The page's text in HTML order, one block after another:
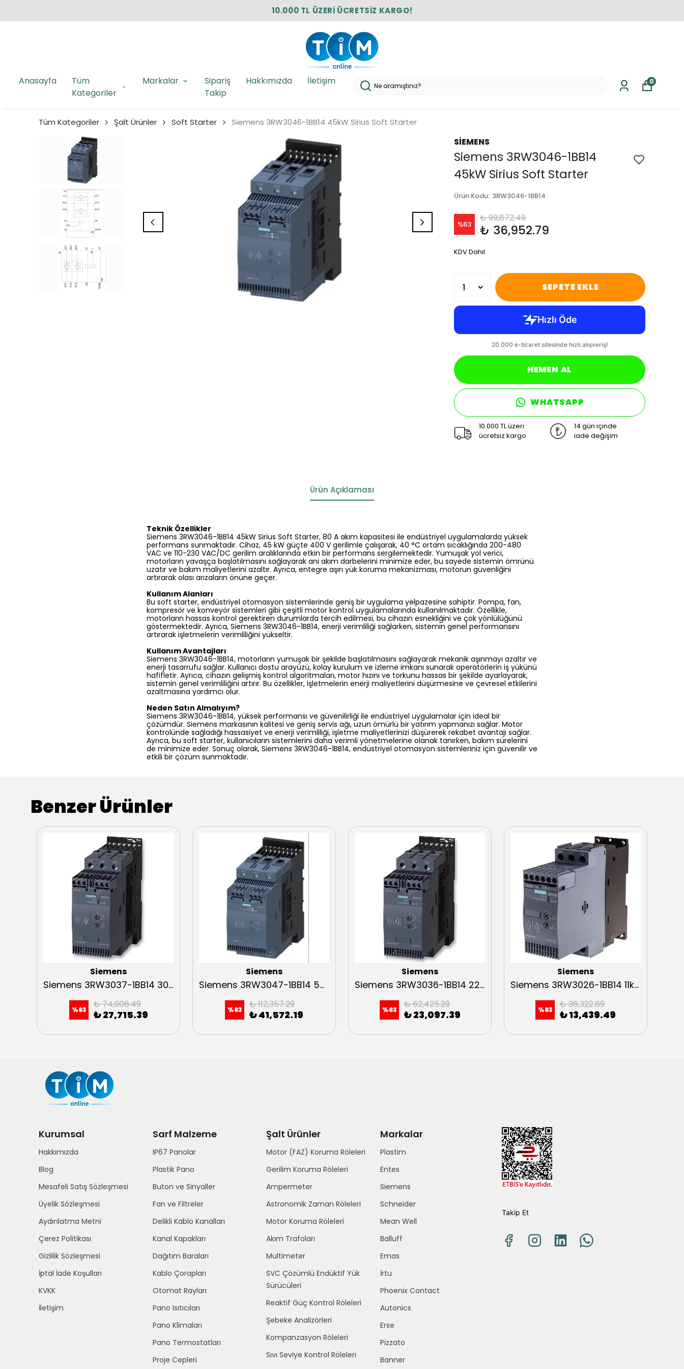
10.000 TL ÜZERİ ÜCRETSİZ KARGO!
Anasayfa
Tüm
Kategoriler
Markalar
Sipariş
Takip
Hakkımızda İletişim 0
Tüm Kategoriler Şalt Ürünler Soft Starter Siemens 3RW3046-1BB14 45kW Sirius Soft Starter
SİEMENS
Siemens 3RW3046-1BB14
45kW Sirius Soft Starter
Ürün Kodu: 3RW3046-1BB14
%63
₺ 99,872.49
₺ 36,952.79
KDV Dahil
SEPETE EKLE
HEMEN AL
WHATSAPP
10.000 TL üzeri
ücretsiz kargo
14 gün içinde
iade değişim
Ürün Açıklaması
Teknik Özellikler
Siemens 3RW3046-1BB14 45kW Sirius Soft Starter, 80 A akım kapasitesi ile endüstriyel uygulamalarda yüksek
performans sunmaktadır. Cihaz, 45 kW güçte 400 V gerilimle çalışarak, 40 °C ortam sıcaklığında 200-480
VAC ve 110-230 VAC/DC gerilim aralıklarında etkin bir performans sergilemektedir. Yumuşak yol verici,
motorların yavaşça başlatılmasını sağlayarak ani akım darbelerini minimize eder, bu sayede sistemin ömrünü
uzatır ve bakım maliyetlerini azaltır. Ayrıca, entegre aşırı yük koruma mekanizması, motorun güvenliğini
artırarak olası arızaların önüne geçer.
Kullanım Alanları
Bu soft starter, endüstriyel otomasyon sistemlerinde geniş bir uygulama yelpazesine sahiptir. Pompa, fan,
kompresör ve konveyör sistemleri gibi çeşitli motor kontrol uygulamalarında kullanılmaktadır. Özellikle,
motorların hassas kontrol gerektiren durumlarda tercih edilmesi, bu cihazın esnekliğini ve çok yönlülüğünü
göstermektedir. Ayrıca, Siemens 3RW3046-1BB14, enerji verimliliği sağlarken, sistemin genel performansını
artırarak işletmelerin verimliliğini yükseltir.
Kullanım Avantajları
Siemens 3RW3046-1BB14, motorların yumuşak bir şekilde başlatılmasını sağlayarak mekanik aşınmayı azaltır ve
enerji tasarrufu sağlar. Kullanıcı dostu arayüzü, kolay kurulum ve izleme imkanı sunarak operatörlerin iş yükünü
hafifletir. Ayrıca, cihazın gelişmiş kontrol algoritmaları, motor hızını ve torkunu hassas bir şekilde ayarlayarak,
sistemin genel verimliliğini artırır. Bu özellikler, işletmelerin enerji maliyetlerini düşürmesine ve çevresel etkilerini
azaltmasına yardımcı olur.
Neden Satın Almalıyım?
Siemens 3RW3046-1BB14, yüksek performansı ve güvenilirliği ile endüstriyel uygulamalar için ideal bir
çözümdür. Siemens markasının kalitesi ve geniş servis ağı, uzun ömürlü bir yatırım yapmanızı sağlar. Motor
kontrolünde sağladığı hassasiyet ve enerji verimliliği, işletme maliyetlerinizi düşürerek rekabet avantajı sağlar.
Ayrıca, bu soft starter, kullanıcıların sistemlerini daha verimli yönetmelerine olanak tanırken, bakım sürelerini
de minimize eder. Sonuç olarak, Siemens 3RW3046-1BB14, endüstriyel otomasyon sistemleriniz için güvenilir ve
etkili bir çözüm sunmaktadır.
Benzer Ürünler
Siemens
Siemens 3RW3037-1BB14 30kW Sirius Soft Starter
%63 ₺ 74,906.49
₺ 27,715.39
Siemens
Siemens 3RW3047-1BB14 55kW Sirius Soft Starter
%63 ₺ 112,357.29
₺ 41,572.19
Siemens
Siemens 3RW3036-1BB14 22kW Sirius Soft Starter
%63 ₺ 62,425.29
₺ 23,097.39
Siemens
Siemens 3RW3026-1BB14 11kW Sirius Soft Starter
%63 ₺ 36,322.89
₺ 13,439.49
Kurumsal
Hakkımızda
Blog
Mesafeli Satış Sözleşmesi
Üyelik Sözleşmesi
Aydınlatma Metni
Çerez Politikası
Gizlilik Sözleşmesi
İptal İade Koşulları
KVKK
İletişim
Sarf Malzeme
IP67 Panolar
Plastik Pano
Buton ve Sinyaller
Fan ve Filtreler
Delikli Kablo Kanalları
Kanal Kapakları
Dağıtım Baraları
Kablo Çorapları
Otomat Rayları
Pano Isıtıcıları
Pano Klimaları
Pano Termostatları
Proje Cepleri
Şalt Ürünler
Motor (FAZ) Koruma Röleleri
Gerilim Koruma Röleleri
Ampermeter
Astronomik Zaman Röleleri
Motor Koruma Röleleri
Akım Trafoları
Multimeter
SVC Çözümlü Endüktif Yük
Sürücüleri
Reaktif Güç Kontrol Röleleri
Şebeke Analizörleri
Kompanzasyon Röleleri
Sıvı Seviye Kontrol Röleleri
Markalar
Plastim
Entes
Siemens
Schneider
Mean Well
Balluff
Emas
İrtu
Phoenix Contact
Autonics
Erse
Pizzato
Banner
Takip Et